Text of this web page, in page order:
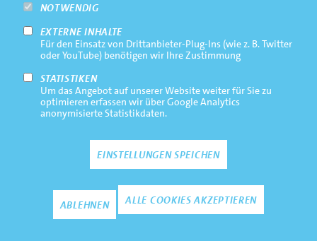
NOTWENDIG
EXTERNE INHALTE
Für den Einsatz von Drittanbieter-Plug-Ins (wie z. B. Twitter
oder YouTube) benötigen wir Ihre Zustimmung
STATISTIKEN
Um das Angebot auf unserer Website weiter für Sie zu
optimieren erfassen wir über Google Analytics
anonymisierte Statistikdaten.
EINSTELLUNGEN SPEICHEN
ABLEHNEN ALLE COOKIES AKZEPTIEREN
Footernavigation
Bottom
Impressum
Datenschutz